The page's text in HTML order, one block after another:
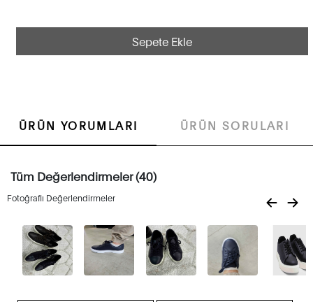
Sepete Ekle
ÜRÜN YORUMLARI ÜRÜN SORULARI
Tüm Değerlendirmeler (40)
Fotoğraflı Değerlendirmeler